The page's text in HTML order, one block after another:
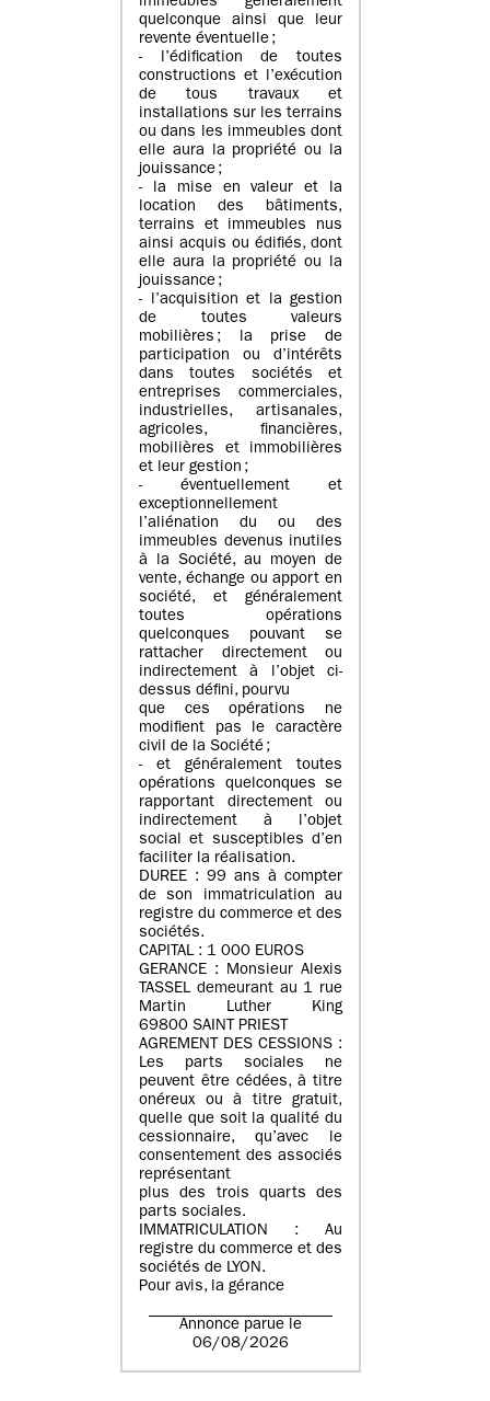
quelconque ainsi que leur
revente éventuelle ;
- l’édification de toutes
constructions et l’exécution
de tous travaux et
installations sur les terrains
ou dans les immeubles dont
elle aura la propriété ou la
jouissance ;
- la mise en valeur et la
location des bâtiments,
terrains et immeubles nus
ainsi acquis ou édifiés, dont
elle aura la propriété ou la
jouissance ;
- l’acquisition et la gestion
de toutes valeurs
mobilières ; la prise de
participation ou d’intérêts
dans toutes sociétés et
entreprises commerciales,
industrielles, artisanales,
agricoles, financières,
mobilières et immobilières
et leur gestion ;
- éventuellement et
exceptionnellement
l’aliénation du ou des
immeubles devenus inutiles
à la Société, au moyen de
vente, échange ou apport en
société, et généralement
toutes opérations
quelconques pouvant se
rattacher directement ou
indirectement à l’objet ci-
dessus défini, pourvu
que ces opérations ne
modifient pas le caractère
civil de la Société ;
- et généralement toutes
opérations quelconques se
rapportant directement ou
indirectement à l’objet
social et susceptibles d’en
faciliter la réalisation.
DUREE : 99 ans à compter
de son immatriculation au
registre du commerce et des
sociétés.
CAPITAL : 1 000 EUROS
GERANCE : Monsieur Alexis
TASSEL demeurant au 1 rue
Martin Luther King
69800 SAINT PRIEST
AGREMENT DES CESSIONS :
Les parts sociales ne
peuvent être cédées, à titre
onéreux ou à titre gratuit,
quelle que soit la qualité du
cessionnaire, qu’avec le
consentement des associés
représentant
plus des trois quarts des
parts sociales.
IMMATRICULATION : Au
registre du commerce et des
sociétés de LYON.
Pour avis, la gérance
Annonce parue le
06/08/2026